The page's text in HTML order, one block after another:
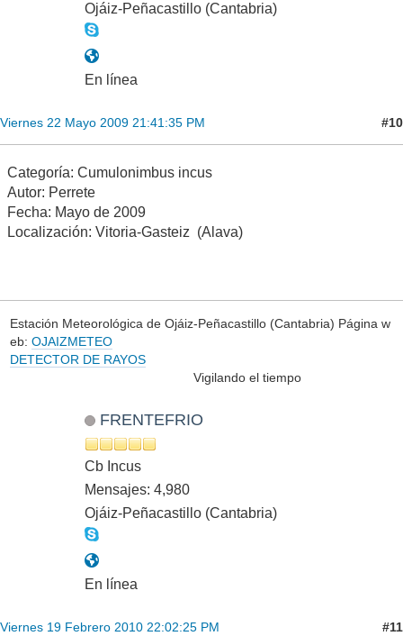
Ojáiz-Peñacastillo (Cantabria)
En línea
Viernes 22 Mayo 2009 21:41:35 PM #10
Categoría: Cumulonimbus incus
Autor: Perrete
Fecha: Mayo de 2009
Localización: Vitoria-Gasteiz (Alava)
Estación Meteorológica de Ojáiz-Peñacastillo (Cantabria) Página w
eb: OJAIZMETEO
DETECTOR DE RAYOS
Vigilando el tiempo
FRENTEFRIO
Cb Incus
Mensajes: 4,980
Ojáiz-Peñacastillo (Cantabria)
En línea
Viernes 19 Febrero 2010 22:02:25 PM #11